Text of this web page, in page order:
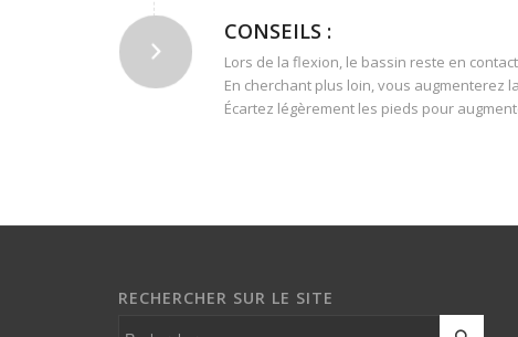
CONSEILS :
Lors de la flexion, le bassin reste en
En cherchant plus loin, vous augmenterez
Écartez légèrement les pieds pour
RECHERCHER SUR LE SITE